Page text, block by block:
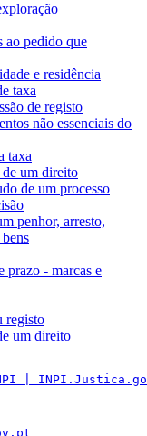
ao pedido que
e residência
taxa
de registo
não essenciais do
taxa
de um direito
de um processo
penhor, arresto,
prazo - marcas e
registo
um direito
|